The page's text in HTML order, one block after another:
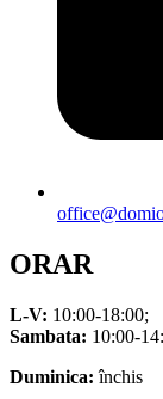
ORAR
L-V: 10:00-18:00;
Sambata: 10:00-
Duminica: închis